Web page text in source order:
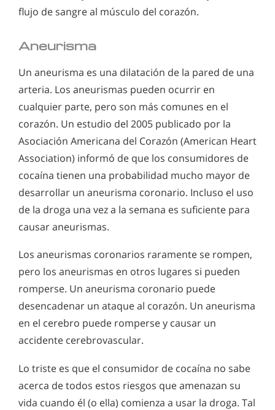
flujo de sangre al músculo del corazón.
Aneurisma
Un aneurisma es una dilatación de la pared de una
arteria. Los aneurismas pueden ocurrir en
cualquier parte, pero son más comunes en el
corazón. Un estudio del 2005 publicado por la
Asociación Americana del Corazón (American Heart
Association) informó de que los consumidores de
cocaína tienen una probabilidad mucho mayor de
desarrollar un aneurisma coronario. Incluso el uso
de la droga una vez a la semana es suficiente para
causar aneurismas.
Los aneurismas coronarios raramente se rompen,
pero los aneurismas en otros lugares si pueden
romperse. Un aneurisma coronario puede
desencadenar un ataque al corazón. Un aneurisma
en el cerebro puede romperse y causar un
accidente cerebrovascular.
Lo triste es que el consumidor de cocaína no sabe
acerca de todos estos riesgos que amenazan su
vida cuando él (o ella) comienza a usar la droga. Tal